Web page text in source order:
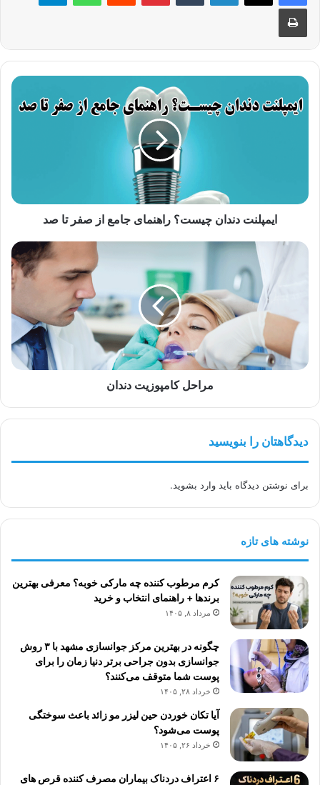
چاپ
ایمپلنت
دندان
چیست؟
صد
ایمپلنت دندان چیست؟ راهنمای جامع از صفر تا صد
مراحل
کامپوزیت
مراحل کامپوزیت دندان
دیدگاهتان را بنویسید
برای نوشتن دیدگاه باید وارد بشوید.
نوشته های تازه
کرم مرطوب کننده چه مارکی خوبه؟ معرفی بهترین
برندها + راهنمای انتخاب و خرید
مرداد ۸, ۱۴۰۵
چگونه در بهترین مرکز جوانسازی مشهد با ۳ روش
جوانسازی بدون جراحی برتر دنیا زمان را برای
پوست شما متوقف می‌کنند؟
خرداد ۲۸, ۱۴۰۵
آیا تکان خوردن حین لیزر مو زائد باعث سوختگی
پوست می‌شود؟
خرداد ۲۶, ۱۴۰۵
۶ اعتراف دردناک بیماران مصرف کننده قرص های